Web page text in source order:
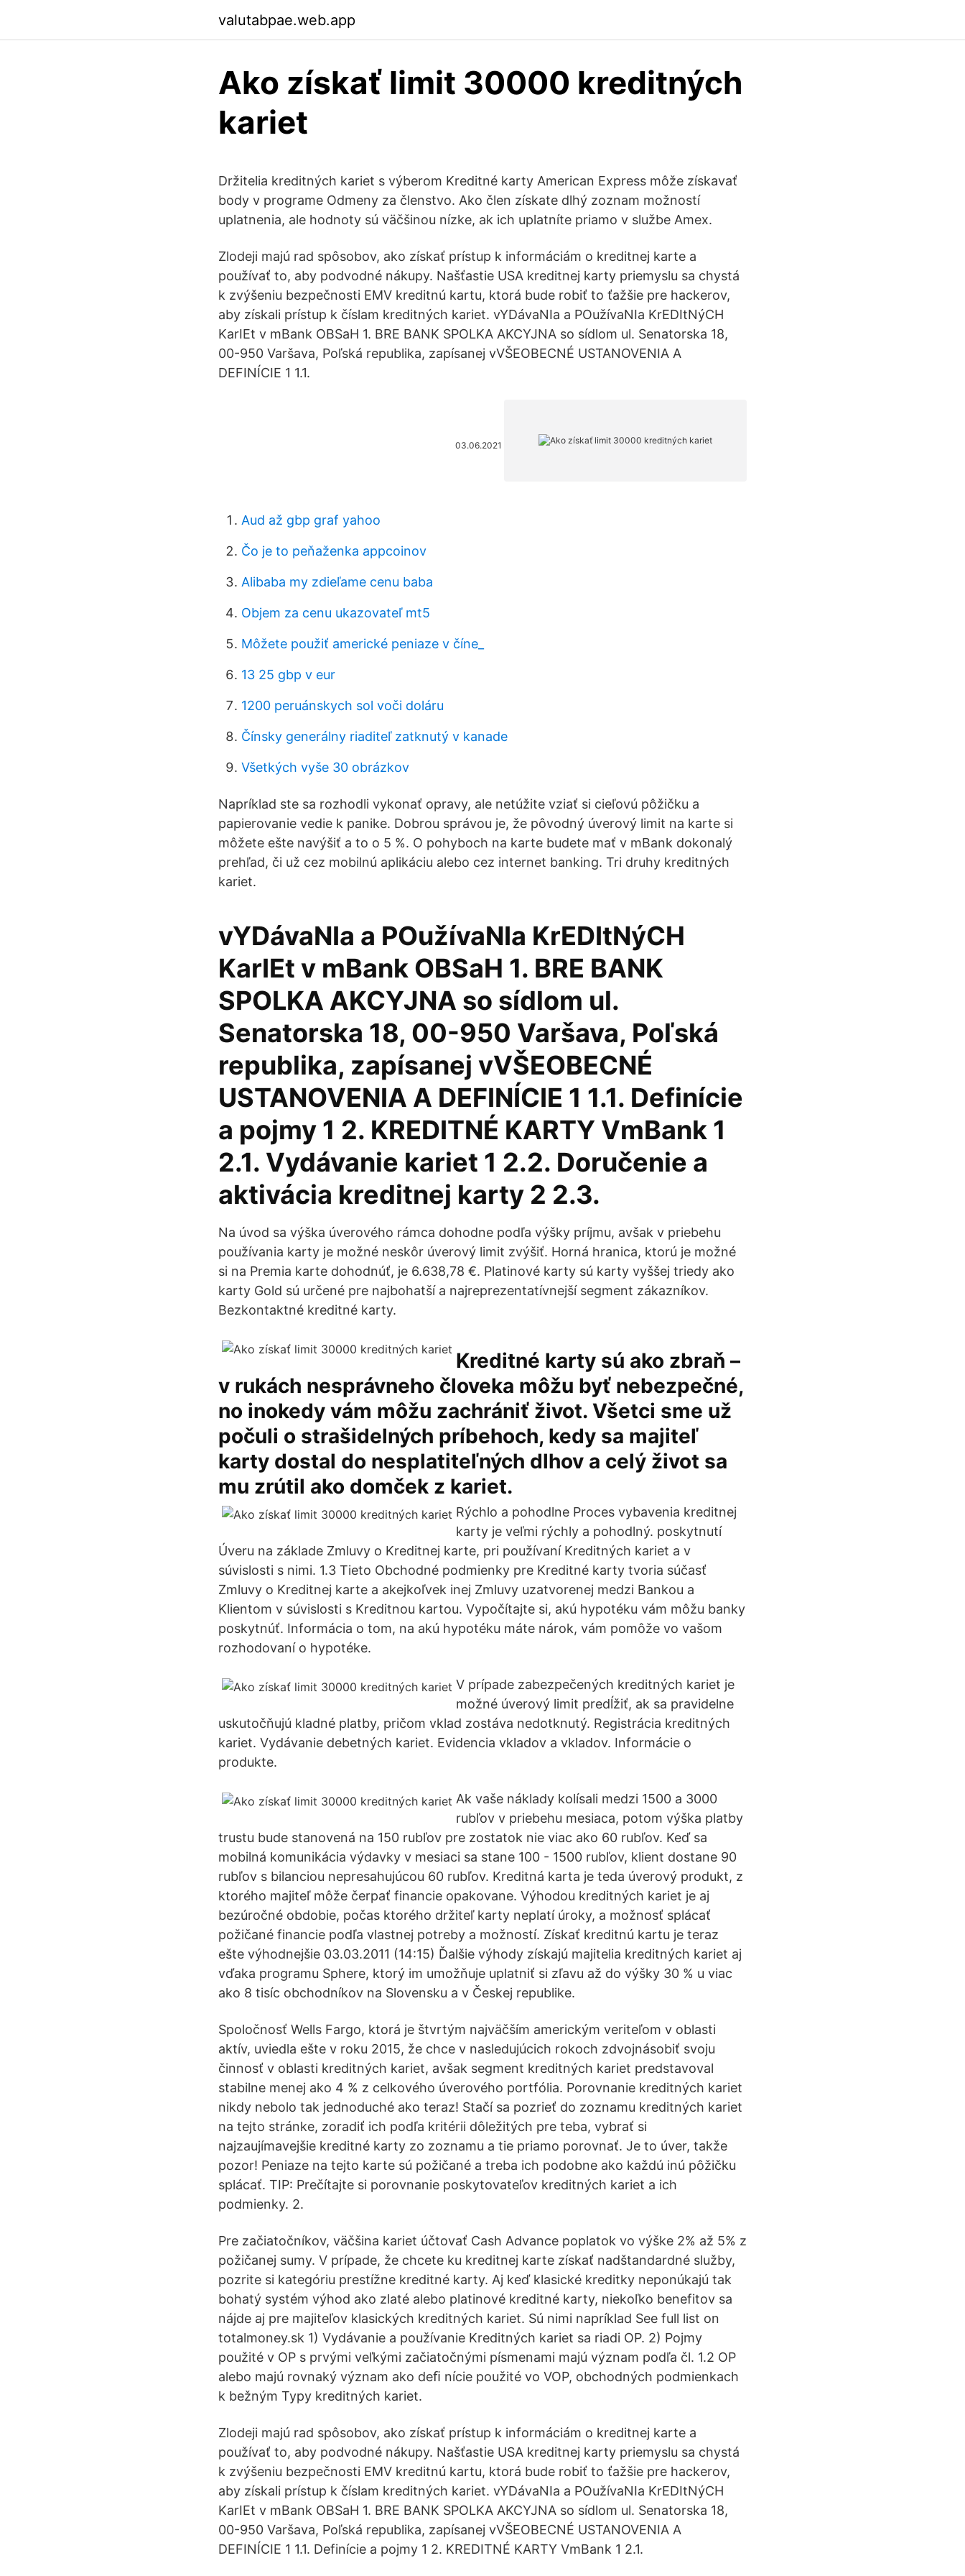
valutabpae.web.app
Ako získať limit 30000 kreditných
kariet
Držitelia kreditných kariet s výberom Kreditné karty American Express môže získavať
body v programe Odmeny za členstvo. Ako člen získate dlhý zoznam možností
uplatnenia, ale hodnoty sú väčšinou nízke, ak ich uplatníte priamo v službe Amex.
Zlodeji majú rad spôsobov, ako získať prístup k informáciám o kreditnej karte a
používať to, aby podvodné nákupy. Našťastie USA kreditnej karty priemyslu sa chystá
k zvýšeniu bezpečnosti EMV kreditnú kartu, ktorá bude robiť to ťažšie pre hackerov,
aby získali prístup k číslam kreditných kariet. vYDávaNIa a POužívaNIa KrEDItNýCH
KarIEt v mBank OBSaH 1. BRE BANK SPOLKA AKCYJNA so sídlom ul. Senatorska 18,
00-950 Varšava, Poľská republika, zapísanej vVŠEOBECNÉ USTANOVENIA A
DEFINÍCIE 1 1.1.
03.06.2021
Aud až gbp graf yahoo
Čo je to peňaženka appcoinov
Alibaba my zdieľame cenu baba
Objem za cenu ukazovateľ mt5
Môžete použiť americké peniaze v číne_
13 25 gbp v eur
1200 peruánskych sol voči doláru
Čínsky generálny riaditeľ zatknutý v kanade
Všetkých vyše 30 obrázkov
Napríklad ste sa rozhodli vykonať opravy, ale netúžite vziať si cieľovú pôžičku a
papierovanie vedie k panike. Dobrou správou je, že pôvodný úverový limit na karte si
môžete ešte navýšiť a to o 5 %. O pohyboch na karte budete mať v mBank dokonalý
prehľad, či už cez mobilnú aplikáciu alebo cez internet banking. Tri druhy kreditných
kariet.
vYDávaNIa a POužívaNIa KrEDItNýCH
KarIEt v mBank OBSaH 1. BRE BANK
SPOLKA AKCYJNA so sídlom ul.
Senatorska 18, 00-950 Varšava, Poľská
republika, zapísanej vVŠEOBECNÉ
USTANOVENIA A DEFINÍCIE 1 1.1. Definície
a pojmy 1 2. KREDITNÉ KARTY VmBank 1
2.1. Vydávanie kariet 1 2.2. Doručenie a
aktivácia kreditnej karty 2 2.3.
Na úvod sa výška úverového rámca dohodne podľa výšky príjmu, avšak v priebehu
používania karty je možné neskôr úverový limit zvýšiť. Horná hranica, ktorú je možné
si na Premia karte dohodnúť, je 6.638,78 €. Platinové karty sú karty vyššej triedy ako
karty Gold sú určené pre najbohatší a najreprezentatívnejší segment zákazníkov.
Bezkontaktné kreditné karty.
Kreditné karty sú ako zbraň –
v rukách nesprávneho človeka môžu byť nebezpečné,
no inokedy vám môžu zachrániť život. Všetci sme už
počuli o strašidelných príbehoch, kedy sa majiteľ
karty dostal do nesplatiteľných dlhov a celý život sa
mu zrútil ako domček z kariet.
Rýchlo a pohodlne Proces vybavenia kreditnej
karty je veľmi rýchly a pohodlný. poskytnutí
Úveru na základe Zmluvy o Kreditnej karte, pri používaní Kreditných kariet a v
súvislosti s nimi. 1.3 Tieto Obchodné podmienky pre Kreditné karty tvoria súčasť
Zmluvy o Kreditnej karte a akejkoľvek inej Zmluvy uzatvorenej medzi Bankou a
Klientom v súvislosti s Kreditnou kartou. Vypočítajte si, akú hypotéku vám môžu banky
poskytnúť. Informácia o tom, na akú hypotéku máte nárok, vám pomôže vo vašom
rozhodovaní o hypotéke.
V prípade zabezpečených kreditných kariet je
možné úverový limit predĺžiť, ak sa pravidelne
uskutočňujú kladné platby, pričom vklad zostáva nedotknutý. Registrácia kreditných
kariet. Vydávanie debetných kariet. Evidencia vkladov a vkladov. Informácie o
produkte.
Ak vaše náklady kolísali medzi 1500 a 3000
rubľov v priebehu mesiaca, potom výška platby
trustu bude stanovená na 150 rubľov pre zostatok nie viac ako 60 rubľov. Keď sa
mobilná komunikácia výdavky v mesiaci sa stane 100 - 1500 rubľov, klient dostane 90
rubľov s bilanciou nepresahujúcou 60 rubľov. Kreditná karta je teda úverový produkt, z
ktorého majiteľ môže čerpať financie opakovane. Výhodou kreditných kariet je aj
bezúročné obdobie, počas ktorého držiteľ karty neplatí úroky, a možnosť splácať
požičané financie podľa vlastnej potreby a možností. Získať kreditnú kartu je teraz
ešte výhodnejšie 03.03.2011 (14:15) Ďalšie výhody získajú majitelia kreditných kariet aj
vďaka programu Sphere, ktorý im umožňuje uplatniť si zľavu až do výšky 30 % u viac
ako 8 tisíc obchodníkov na Slovensku a v Českej republike.
Spoločnosť Wells Fargo, ktorá je štvrtým najväčším americkým veriteľom v oblasti
aktív, uviedla ešte v roku 2015, že chce v nasledujúcich rokoch zdvojnásobiť svoju
činnosť v oblasti kreditných kariet, avšak segment kreditných kariet predstavoval
stabilne menej ako 4 % z celkového úverového portfólia. Porovnanie kreditných kariet
nikdy nebolo tak jednoduché ako teraz! Stačí sa pozrieť do zoznamu kreditných kariet
na tejto stránke, zoradiť ich podľa kritérii dôležitých pre teba, vybrať si
najzaujímavejšie kreditné karty zo zoznamu a tie priamo porovnať. Je to úver, takže
pozor! Peniaze na tejto karte sú požičané a treba ich podobne ako každú inú pôžičku
splácať. TIP: Prečítajte si porovnanie poskytovateľov kreditných kariet a ich
podmienky. 2.
Pre začiatočníkov, väčšina kariet účtovať Cash Advance poplatok vo výške 2% až 5% z
požičanej sumy. V prípade, že chcete ku kreditnej karte získať nadštandardné služby,
pozrite si kategóriu prestížne kreditné karty. Aj keď klasické kreditky neponúkajú tak
bohatý systém výhod ako zlaté alebo platinové kreditné karty, niekoľko benefitov sa
nájde aj pre majiteľov klasických kreditných kariet. Sú nimi napríklad See full list on
totalmoney.sk 1) Vydávanie a používanie Kreditných kariet sa riadi OP. 2) Pojmy
použité v OP s prvými veľkými začiatočnými písmenami majú význam podľa čl. 1.2 OP
alebo majú rovnaký význam ako deﬁ nície použité vo VOP, obchodných podmienkach
k bežným Typy kreditných kariet.
Zlodeji majú rad spôsobov, ako získať prístup k informáciám o kreditnej karte a
používať to, aby podvodné nákupy. Našťastie USA kreditnej karty priemyslu sa chystá
k zvýšeniu bezpečnosti EMV kreditnú kartu, ktorá bude robiť to ťažšie pre hackerov,
aby získali prístup k číslam kreditných kariet. vYDávaNIa a POužívaNIa KrEDItNýCH
KarIEt v mBank OBSaH 1. BRE BANK SPOLKA AKCYJNA so sídlom ul. Senatorska 18,
00-950 Varšava, Poľská republika, zapísanej vVŠEOBECNÉ USTANOVENIA A
DEFINÍCIE 1 1.1. Definície a pojmy 1 2. KREDITNÉ KARTY VmBank 1 2.1.